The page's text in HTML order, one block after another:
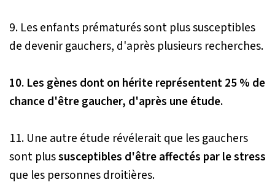
9. Les enfants prématurés sont plus susceptibles
de devenir gauchers, d'après plusieurs recherches.
10. Les gènes dont on hérite représentent 25 % de
chance d'être gaucher, d'après une étude.
11. Une autre étude révélerait que les gauchers
sont plussusceptibles d'être affectés par le stress
que les personnes droitières.